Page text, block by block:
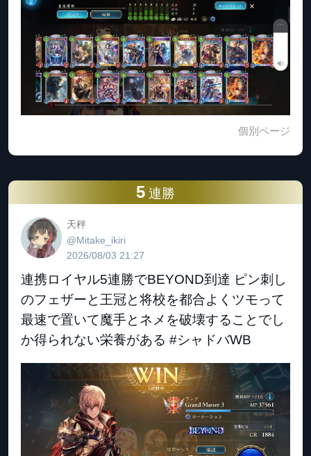
個別ページ
5 連勝
天秤
@Mitake_ikiri
2026/08/03 21:27
連携ロイヤル5連勝でBEYOND到達 ピン刺し
のフェザーと王冠と将校を都合よくツモって
最速で置いて魔手とネメを破壊することでし
か得られない栄養がある #シャドバWB